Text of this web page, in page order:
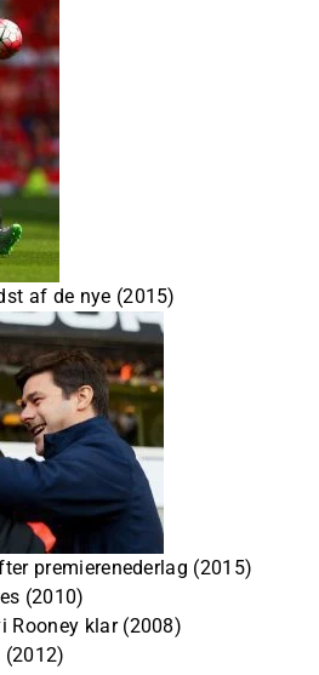
af de nye (2015)
premierenederlag (2015)
(2010)
Rooney klar (2008)
(2012)